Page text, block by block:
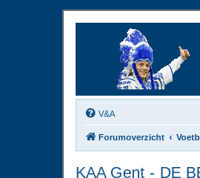
V&A
Forumoverzicht
KAA Gent - DE